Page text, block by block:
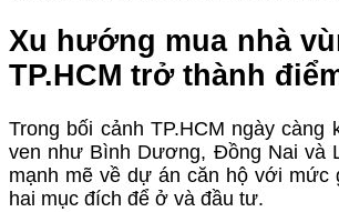
Xu hướng mua nhà
TP.HCM trở thành
Trong bối cảnh TP.HCM ngày
ven như Bình Dương, Đồng Nai và
mạnh mẽ về dự án căn hộ với mức
hai mục đích để ở và đầu tư.